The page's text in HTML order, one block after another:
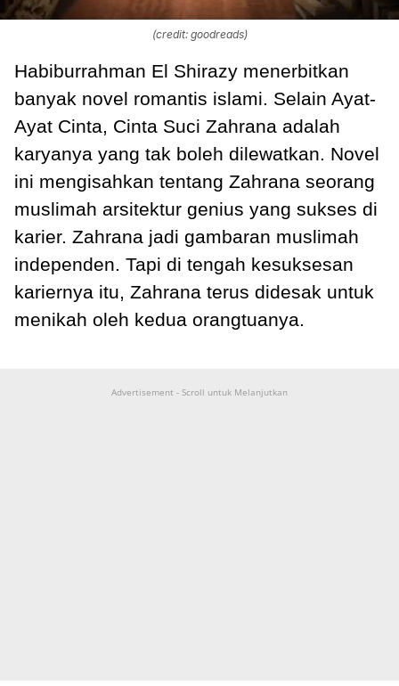
(credit: goodreads)
Habiburrahman El Shirazy menerbitkan
banyak novel romantis islami. Selain Ayat-
Ayat Cinta, Cinta Suci Zahrana adalah
karyanya yang tak boleh dilewatkan. Novel
ini mengisahkan tentang Zahrana seorang
muslimah arsitektur genius yang sukses di
karier. Zahrana jadi gambaran muslimah
independen. Tapi di tengah kesuksesan
kariernya itu, Zahrana terus didesak untuk
menikah oleh kedua orangtuanya.
Advertisement - Scroll untuk Melanjutkan